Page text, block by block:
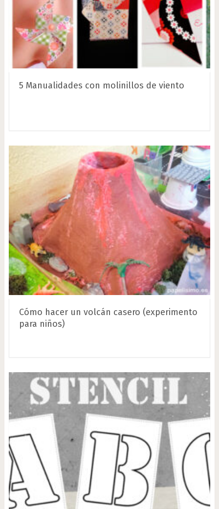
5 Manualidades con molinillos de viento
Cómo hacer un volcán casero (experimento
para niños)